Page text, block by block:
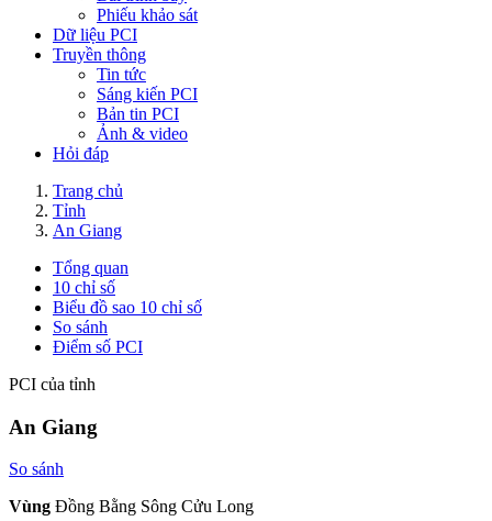
Phiếu khảo sát
Dữ liệu PCI
Truyền thông
Tin tức
Sáng kiến PCI
Bản tin PCI
Ảnh & video
Hỏi đáp
Trang chủ
Tỉnh
An Giang
Tổng quan
10 chỉ số
Biểu đồ sao 10 chỉ số
So sánh
Điểm số PCI
PCI của tỉnh
An Giang
So sánh
Vùng Đồng Bằng Sông Cửu Long